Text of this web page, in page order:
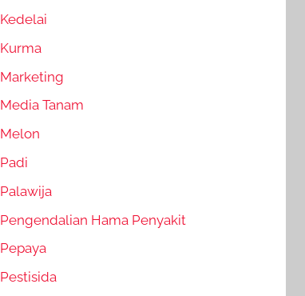
Kedelai
Kurma
Marketing
Media Tanam
Melon
Padi
Palawija
Pengendalian Hama Penyakit
Pepaya
Pestisida